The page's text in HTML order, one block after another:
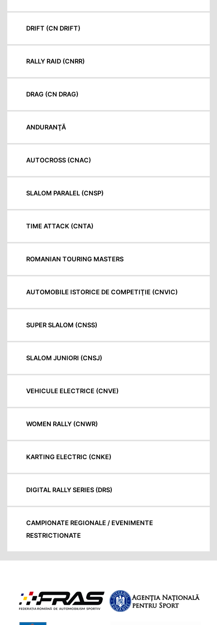
DRIFT (CN DRIFT)
RALLY RAID (CNRR)
DRAG (CN DRAG)
ANDURANŢĂ
AUTOCROSS (CNAC)
SLALOM PARALEL (CNSP)
TIME ATTACK (CNTA)
ROMANIAN TOURING MASTERS
AUTOMOBILE ISTORICE DE COMPETIŢIE (CNVIC)
SUPER SLALOM (CNSS)
SLALOM JUNIORI (CNSJ)
VEHICULE ELECTRICE (CNVE)
WOMEN RALLY (CNWR)
KARTING ELECTRIC (CNKE)
DIGITAL RALLY SERIES (DRS)
CAMPIONATE REGIONALE / EVENIMENTE
RESTRICTIONATE